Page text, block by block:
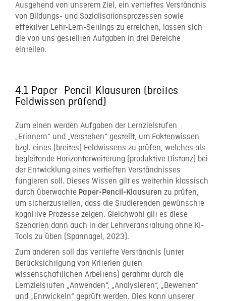
Ausgehend von unserem Ziel, ein vertieftes Verständnis
von Bildungs- und Sozialisationsprozessen sowie
effektiver Lehr-Lern-Settings zu erreichen, lassen sich
die von uns gestellten Aufgaben in drei Bereiche
einteilen.
4.1 Paper- Pencil-Klausuren (breites
Feldwissen prüfend)
Zum einen werden Aufgaben der Lernzielstufen
„Erinnern“ und „Verstehen“ gestellt, um Faktenwissen
bzgl. eines (breites) Feldwissens zu prüfen, welches als
begleitende Horizonterweiterung (produktive Distanz) bei
der Entwicklung eines vertieften Verständnisses
fungieren soll. Dieses Wissen gilt es weiterhin klassisch
durch überwachte Paper-Pencil-Klausuren zu prüfen,
um sicherzustellen, dass die Studierenden gewünschte
kognitive Prozesse zeigen. Gleichwohl gilt es diese
Szenarien dann auch in der Lehrveranstaltung ohne KI-
Tools zu üben (Spannagel, 2023).
Zum anderen soll das vertiefte Verständnis (unter
Berücksichtigung von Kriterien guten
wissenschaftlichen Arbeitens) gerahmt durch die
Lernzielstufen „Anwenden“, „Analysieren“, „Bewerten“
und „Entwickeln“ geprüft werden. Dies kann unserer